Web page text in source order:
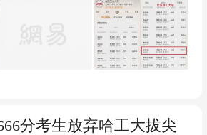
分考生放弃哈工大拔尖